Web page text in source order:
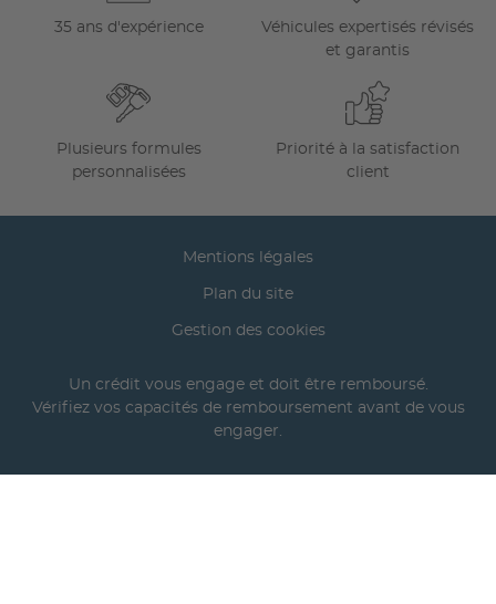
35 ans d'expérience
Véhicules expertisés révisés
et garantis
Plusieurs formules
personnalisées
Priorité à la satisfaction
client
Mentions légales
Plan du site
Gestion des cookies
Un crédit vous engage et doit être remboursé.
Vérifiez vos capacités de remboursement avant de vous
engager.